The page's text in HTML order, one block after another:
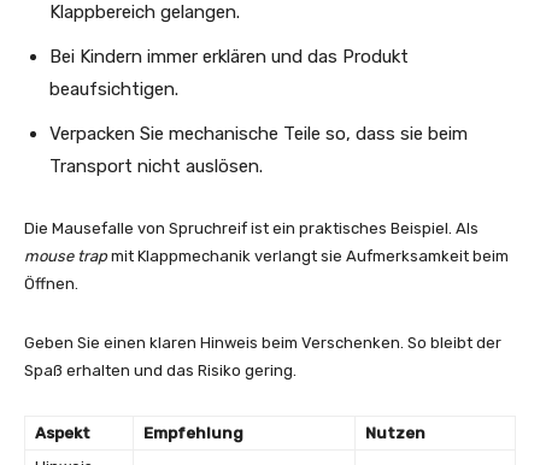
Klappbereich gelangen.
Bei Kindern immer erklären und das Produkt
beaufsichtigen.
Verpacken Sie mechanische Teile so, dass sie beim
Transport nicht auslösen.
Die Mausefalle von Spruchreif ist ein praktisches Beispiel. Als
mouse trap mit Klappmechanik verlangt sie Aufmerksamkeit beim
Öffnen.
Geben Sie einen klaren Hinweis beim Verschenken. So bleibt der
Spaß erhalten und das Risiko gering.
Aspekt Empfehlung
Nutzen